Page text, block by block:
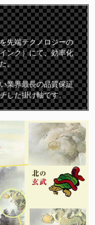
先端テクノロジーの
ンク）にて、効率化
。
業界最長の品質保証
した掛け軸です。